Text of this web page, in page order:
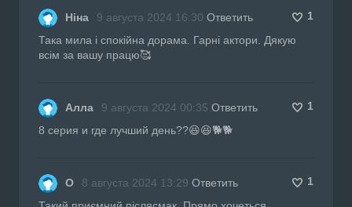
Ніна 9 августа 2024 16:30 Ответить
1
Така мила і спокійна дорама. Гарні актори. Дякую
всім за вашу працю🥰
Алла 9 августа 2024 00:35 Ответить
1
8 серия и где лучший день??😆😆🐕🐕
О 8 августа 2024 13:29 Ответить
1